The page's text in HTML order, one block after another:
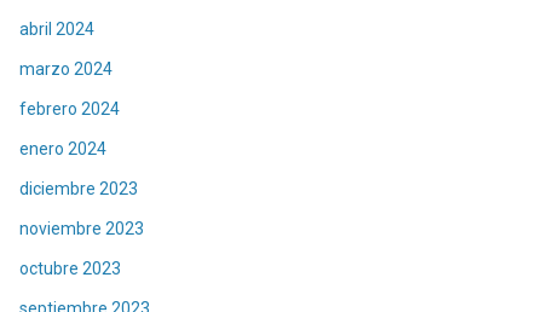
abril 2024
marzo 2024
febrero 2024
enero 2024
diciembre 2023
noviembre 2023
octubre 2023